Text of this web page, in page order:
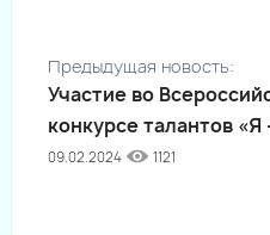
Предыдущая новость:
Участие во
конкурсе талантов
09.02.2024 1121